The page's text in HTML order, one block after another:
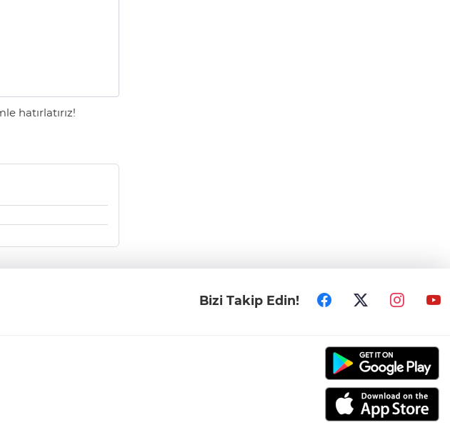
hatırlatırız!
Bizi Takip Edin!